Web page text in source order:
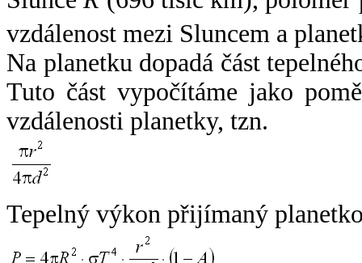
vzdálenost mezi Sluncem a
Na planetku dopadá část
Tuto část vypočítáme jako
vzdálenosti planetky, tzn.
Tepelný výkon přijímaný